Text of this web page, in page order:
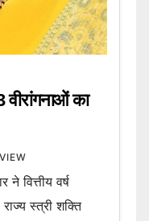
वीरांगनाओं का
वित्तीय वर्ष
स्त्री शक्ति